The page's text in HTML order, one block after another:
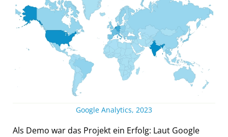
Google Analytics, 2023
Als Demo war das Projekt ein Erfolg: Laut Google